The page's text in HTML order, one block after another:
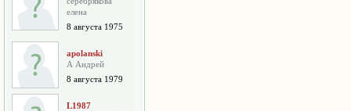
елена
8 августа 1975
apolanski
А Андрей
8 августа 1979
L1987